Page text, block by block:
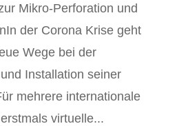
Mikro-Perforation und
der Corona Krise geht
Wege bei der
Installation seiner
mehrere internationale
virtuelle...